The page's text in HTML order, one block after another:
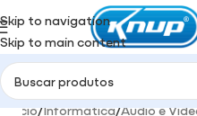
Skip to navigation
Skip to main content
Início/Informática/Audio e